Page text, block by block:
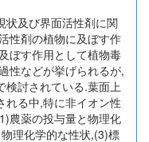
状及び界面活性剤に関
性剤の植物に及ぼす作
ぼす作用として植物毒
性などが挙げられるが,
検討されている.葉面上
れる中,特に非イオン性
農薬の投与量と物理化
理化学的な性状,(3)標